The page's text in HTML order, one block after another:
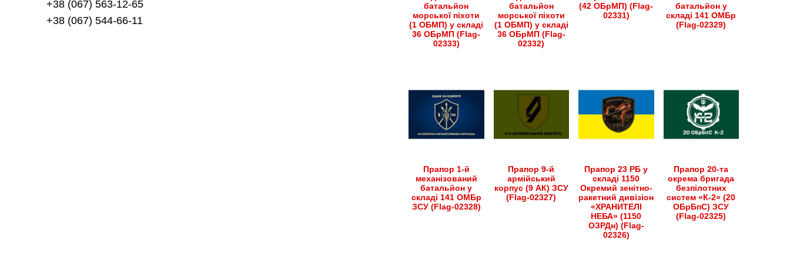
+38 (067) 563-12-65
+38 (067) 544-66-11
батальйон
морської піхоти
(1 ОБМП) у складі
36 ОБрМП (Flag-
02333)
батальйон
морської піхоти
(1 ОБМП) у складі
36 ОБрМП (Flag-
02332)
(42 ОБрМП) (Flag-
02331)
батальйон у
складі 141 ОМБр
(Flag-02329)
Прапор 1-й
механізований
батальйон у
складі 141 ОМБр
ЗСУ (Flag-02328)
Прапор 9-й
армійський
корпус (9 АК) ЗСУ
(Flag-02327)
Прапор 23 РБ у
складі 1150
Окремий зенітно-
ракетний дивізіон
«ХРАНИТЕЛІ
НЕБА» (1150
ОЗРДн) (Flag-
02326)
Прапор 20-та
окрема бригада
безпілотних
систем «К-2» (20
ОБрБпС) ЗСУ
(Flag-02325)